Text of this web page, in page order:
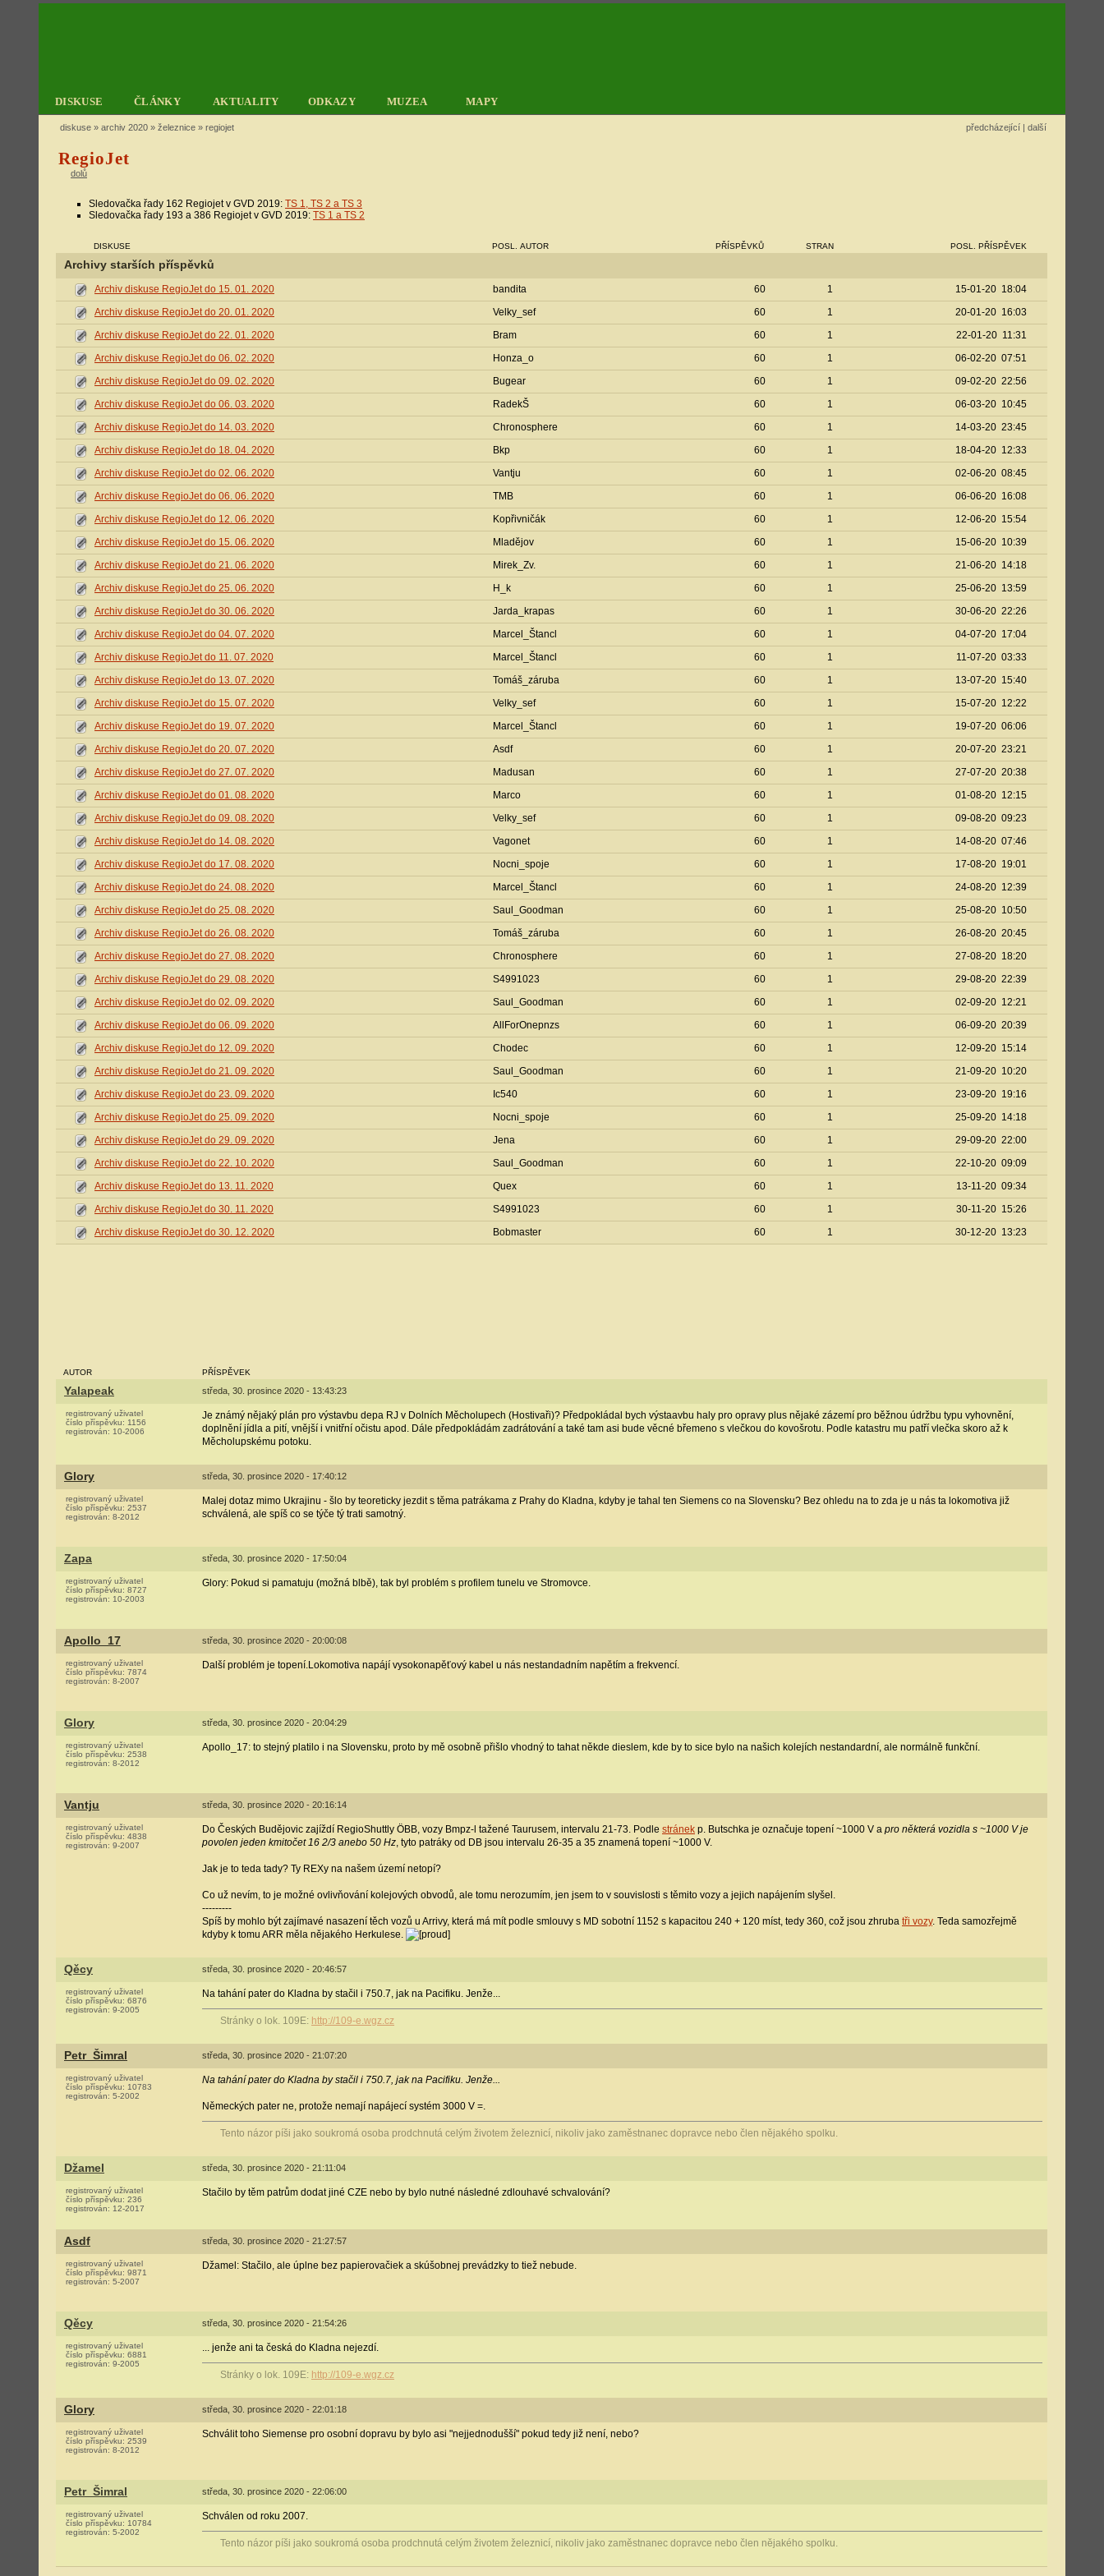
DISKUSE ČLÁNKY AKTUALITY ODKAZY MUZEA MAPY
diskuse » archiv 2020 » železnice » regiojet předcházející | další
RegioJet
dolů
Sledovačka řady 162 Regiojet v GVD 2019: TS 1, TS 2 a TS 3
Sledovačka řady 193 a 386 Regiojet v GVD 2019: TS 1 a TS 2
DISKUSE POSL. AUTOR PŘÍSPĚVKŮ STRAN POSL. PŘÍSPĚVEK
Archivy starších příspěvků
Archiv diskuse RegioJet do 15. 01. 2020 bandita 60 1
15-01-20 18:04
Archiv diskuse RegioJet do 20. 01. 2020
Velky_sef 60 1
20-01-20 16:03
Archiv diskuse RegioJet do 22. 01. 2020
Bram 60 1
22-01-20 11:31
Archiv diskuse RegioJet do 06. 02. 2020
Honza_o 60 1
06-02-20 07:51
Archiv diskuse RegioJet do 09. 02. 2020
Bugear 60 1
09-02-20 22:56
Archiv diskuse RegioJet do 06. 03. 2020
RadekŠ 60 1
06-03-20 10:45
Archiv diskuse RegioJet do 14. 03. 2020
Chronosphere 60 1
14-03-20 23:45
Archiv diskuse RegioJet do 18. 04. 2020
Bkp 60 1
18-04-20 12:33
Archiv diskuse RegioJet do 02. 06. 2020
Vantju 60 1
02-06-20 08:45
Archiv diskuse RegioJet do 06. 06. 2020
TMB 60 1
06-06-20 16:08
Archiv diskuse RegioJet do 12. 06. 2020
Kopřivničák 60 1
12-06-20 15:54
Archiv diskuse RegioJet do 15. 06. 2020
Mladějov 60 1
15-06-20 10:39
Archiv diskuse RegioJet do 21. 06. 2020
Mirek_Zv. 60 1
21-06-20 14:18
Archiv diskuse RegioJet do 25. 06. 2020
H_k 60 1
25-06-20 13:59
Archiv diskuse RegioJet do 30. 06. 2020
Jarda_krapas 60 1
30-06-20 22:26
Archiv diskuse RegioJet do 04. 07. 2020
Marcel_Štancl 60 1
04-07-20 17:04
Archiv diskuse RegioJet do 11. 07. 2020
Marcel_Štancl 60 1
11-07-20 03:33
Archiv diskuse RegioJet do 13. 07. 2020
Tomáš_záruba 60 1
13-07-20 15:40
Archiv diskuse RegioJet do 15. 07. 2020
Velky_sef 60 1
15-07-20 12:22
Archiv diskuse RegioJet do 19. 07. 2020
Marcel_Štancl 60 1
19-07-20 06:06
Archiv diskuse RegioJet do 20. 07. 2020
Asdf 60 1
20-07-20 23:21
Archiv diskuse RegioJet do 27. 07. 2020
Madusan 60 1
27-07-20 20:38
Archiv diskuse RegioJet do 01. 08. 2020
Marco 60 1
01-08-20 12:15
Archiv diskuse RegioJet do 09. 08. 2020
Velky_sef 60 1
09-08-20 09:23
Archiv diskuse RegioJet do 14. 08. 2020
Vagonet 60 1
14-08-20 07:46
Archiv diskuse RegioJet do 17. 08. 2020
Nocni_spoje 60 1
17-08-20 19:01
Archiv diskuse RegioJet do 24. 08. 2020
Marcel_Štancl 60 1
24-08-20 12:39
Archiv diskuse RegioJet do 25. 08. 2020
Saul_Goodman 60 1
25-08-20 10:50
Archiv diskuse RegioJet do 26. 08. 2020
Tomáš_záruba 60 1
26-08-20 20:45
Archiv diskuse RegioJet do 27. 08. 2020
Chronosphere 60 1
27-08-20 18:20
Archiv diskuse RegioJet do 29. 08. 2020
S4991023 60 1
29-08-20 22:39
Archiv diskuse RegioJet do 02. 09. 2020
Saul_Goodman 60 1
02-09-20 12:21
Archiv diskuse RegioJet do 06. 09. 2020
AllForOnepnzs 60 1
06-09-20 20:39
Archiv diskuse RegioJet do 12. 09. 2020
Chodec 60 1
12-09-20 15:14
Archiv diskuse RegioJet do 21. 09. 2020
Saul_Goodman 60 1
21-09-20 10:20
Archiv diskuse RegioJet do 23. 09. 2020
Ic540 60 1
23-09-20 19:16
Archiv diskuse RegioJet do 25. 09. 2020
Nocni_spoje 60 1
25-09-20 14:18
Archiv diskuse RegioJet do 29. 09. 2020
Jena 60 1
29-09-20 22:00
Archiv diskuse RegioJet do 22. 10. 2020
Saul_Goodman 60 1
22-10-20 09:09
Archiv diskuse RegioJet do 13. 11. 2020
Quex 60 1
13-11-20 09:34
Archiv diskuse RegioJet do 30. 11. 2020
S4991023 60 1
30-11-20 15:26
Archiv diskuse RegioJet do 30. 12. 2020
Bobmaster 60 1 30-12-20 13:23
AUTOR PŘÍSPĚVEK
Yalapeak středa, 30. prosince 2020 - 13:43:23
registrovaný uživatel
číslo příspěvku: 1156
registrován: 10-2006
Je známý nějaký plán pro výstavbu depa RJ v Dolních Měcholupech (Hostivaři)? Předpokládal bych výstaavbu haly pro opravy plus nějaké zázemí pro běžnou údržbu typu vyhovnění,
doplnění jídla a pití, vnější i vnitřní očistu apod. Dále předpokládám zadrátování a také tam asi bude věcné břemeno s vlečkou do kovošrotu. Podle katastru mu patří vlečka skoro až k
Měcholupskému potoku.
Glory středa, 30. prosince 2020 - 17:40:12
registrovaný uživatel
číslo příspěvku: 2537
registrován: 8-2012
Malej dotaz mimo Ukrajinu - šlo by teoreticky jezdit s těma patrákama z Prahy do Kladna, kdyby je tahal ten Siemens co na Slovensku? Bez ohledu na to zda je u nás ta lokomotiva již
schválená, ale spíš co se týče tý trati samotný.
Zapa středa, 30. prosince 2020 - 17:50:04
registrovaný uživatel
číslo příspěvku: 8727
registrován: 10-2003
Glory: Pokud si pamatuju (možná blbě), tak byl problém s profilem tunelu ve Stromovce.
Apollo_17 středa, 30. prosince 2020 - 20:00:08
registrovaný uživatel
číslo příspěvku: 7874
registrován: 8-2007
Další problém je topení.Lokomotiva napájí vysokonapěťový kabel u nás nestandadním napětím a frekvencí.
Glory středa, 30. prosince 2020 - 20:04:29
registrovaný uživatel
číslo příspěvku: 2538
registrován: 8-2012
Apollo_17: to stejný platilo i na Slovensku, proto by mě osobně přišlo vhodný to tahat někde dieslem, kde by to sice bylo na našich kolejích nestandardní, ale normálně funkční.
Vantju středa, 30. prosince 2020 - 20:16:14
registrovaný uživatel
číslo příspěvku: 4838
registrován: 9-2007
Do Českých Budějovic zajíždí RegioShuttly ÖBB, vozy Bmpz-l tažené Taurusem, intervalu 21-73. Podle stránek p. Butschka je označuje topení ~1000 V a pro některá vozidla s ~1000 V je
povolen jeden kmitočet 16 2/3 anebo 50 Hz, tyto patráky od DB jsou intervalu 26-35 a 35 znamená topení ~1000 V.
Jak je to teda tady? Ty REXy na našem území netopí?
Co už nevím, to je možné ovlivňování kolejových obvodů, ale tomu nerozumím, jen jsem to v souvislosti s těmito vozy a jejich napájením slyšel.
---------
Spíš by mohlo být zajímavé nasazení těch vozů u Arrivy, která má mít podle smlouvy s MD sobotní 1152 s kapacitou 240 + 120 míst, tedy 360, což jsou zhruba tři vozy. Teda samozřejmě
kdyby k tomu ARR měla nějakého Herkulese.
Qěcy středa, 30. prosince 2020 - 20:46:57
registrovaný uživatel
číslo příspěvku: 6876
registrován: 9-2005
Na tahání pater do Kladna by stačil i 750.7, jak na Pacifiku. Jenže...
Stránky o lok. 109E: http://109-e.wgz.cz
Petr_Šimral středa, 30. prosince 2020 - 21:07:20
registrovaný uživatel
číslo příspěvku: 10783
registrován: 5-2002
Na tahání pater do Kladna by stačil i 750.7, jak na Pacifiku. Jenže...
Německých pater ne, protože nemají napájecí systém 3000 V =.
Tento názor píši jako soukromá osoba prodchnutá celým životem železnicí, nikoliv jako zaměstnanec dopravce nebo člen nějakého spolku.
Džamel středa, 30. prosince 2020 - 21:11:04
registrovaný uživatel
číslo příspěvku: 236
registrován: 12-2017
Stačilo by těm patrům dodat jiné CZE nebo by bylo nutné následné zdlouhavé schvalování?
Asdf středa, 30. prosince 2020 - 21:27:57
registrovaný uživatel
číslo příspěvku: 9871
registrován: 5-2007
Džamel: Stačilo, ale úplne bez papierovačiek a skúšobnej prevádzky to tiež nebude.
Qěcy středa, 30. prosince 2020 - 21:54:26
registrovaný uživatel
číslo příspěvku: 6881
registrován: 9-2005
... jenže ani ta česká do Kladna nejezdí.
Stránky o lok. 109E: http://109-e.wgz.cz
Glory středa, 30. prosince 2020 - 22:01:18
registrovaný uživatel
číslo příspěvku: 2539
registrován: 8-2012
Schválit toho Siemense pro osobní dopravu by bylo asi "nejjednodušší" pokud tedy již není, nebo?
Petr_Šimral středa, 30. prosince 2020 - 22:06:00
registrovaný uživatel
číslo příspěvku: 10784
registrován: 5-2002
Schválen od roku 2007.
Tento názor píši jako soukromá osoba prodchnutá celým životem železnicí, nikoliv jako zaměstnanec dopravce nebo člen nějakého spolku.